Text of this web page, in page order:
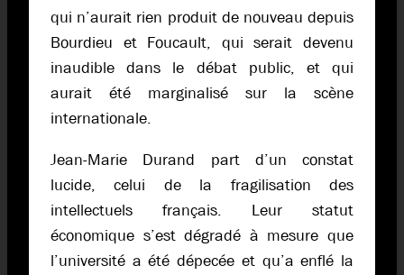
qui n’aurait rien produit de nouveau depuis
Bourdieu et Foucault, qui serait devenu
inaudible dans le débat public, et qui
aurait été marginalisé sur la scène
internationale.
Jean-Marie Durand part d’un constat
lucide, celui de la fragilisation des
intellectuels français. Leur statut
économique s’est dégradé à mesure que
l’université a été dépecée et qu’a enflé la